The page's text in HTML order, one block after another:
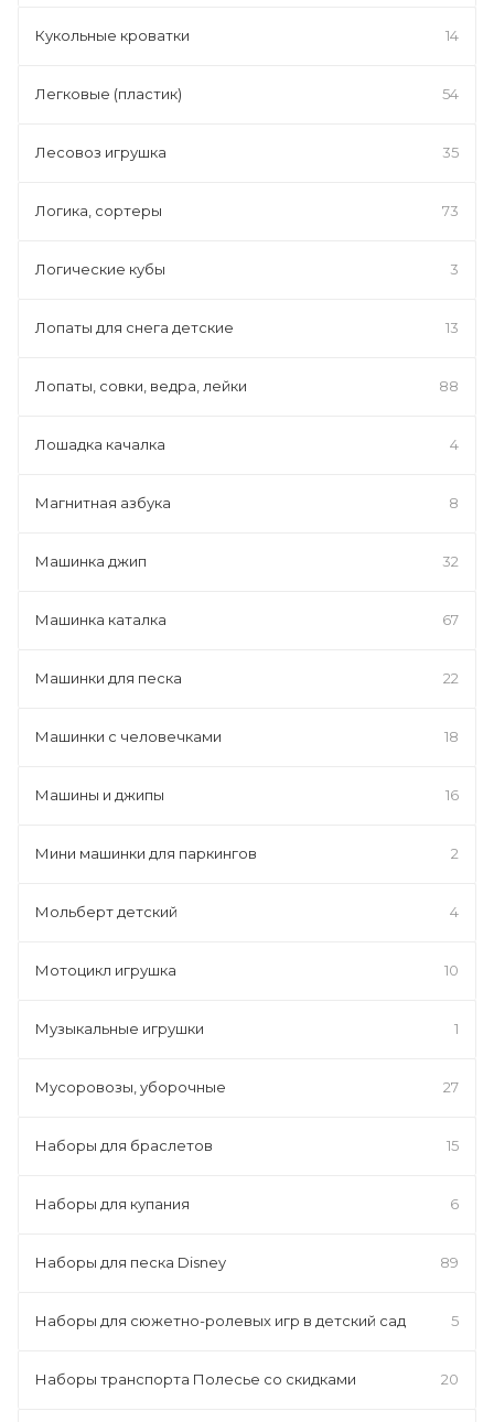
Кукольные кроватки 14
Легковые (пластик) 54
Лесовоз игрушка 35
Логика, сортеры 73
Логические кубы 3
Лопаты для снега детские 13
Лопаты, совки, ведра, лейки 88
Лошадка качалка 4
Магнитная азбука 8
Машинка джип 32
Машинка каталка 67
Машинки для песка 22
Машинки с человечками 18
Машины и джипы 16
Мини машинки для паркингов 2
Мольберт детский 4
Мотоцикл игрушка 10
Музыкальные игрушки 1
Мусоровозы, уборочные 27
Наборы для браслетов 15
Наборы для купания 6
Наборы для песка Disney 89
Наборы для сюжетно-ролевых игр в детский сад 5
Наборы транспорта Полесье со скидками 20